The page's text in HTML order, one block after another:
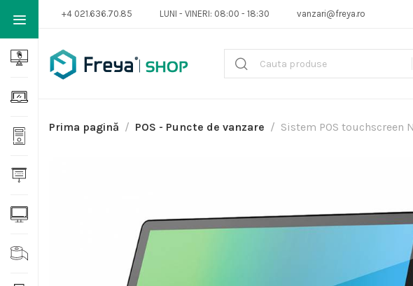
+4 021.636.70.85 LUNI - VINERI: 08:00 - 18:30 vanzari@freya.ro
Prima pagină POS - Puncte de vanzare Sistem POS touchscreen